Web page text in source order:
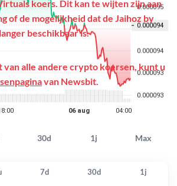
30d 1j Max
koers. Dit kan te wijten zijn aan
of de mogelijkheid dat de Jaihoz by
beschikbaar is.
alle andere crypto koersen, kunt u
van Newsbit.
7d 30d 1j